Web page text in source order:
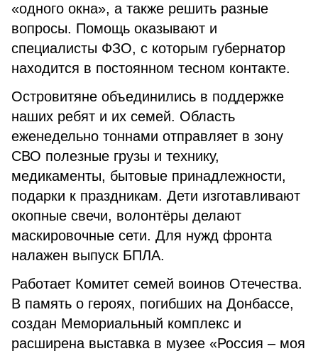
«одного окна», а также решить разные
вопросы. Помощь оказывают и
специалисты ФЗО, с которым губернатор
находится в постоянном тесном контакте.
Островитяне объединились в поддержке
наших ребят и их семей. Область
еженедельно тоннами отправляет в зону
СВО полезные грузы и технику,
медикаменты, бытовые принадлежности,
подарки к праздникам. Дети изготавливают
окопные свечи, волонтёры делают
маскировочные сети. Для нужд фронта
налажен выпуск БПЛА.
Работает Комитет семей воинов Отечества.
В память о героях, погибших на Донбассе,
создан Мемориальный комплекс и
расширена выставка в музее «Россия – моя